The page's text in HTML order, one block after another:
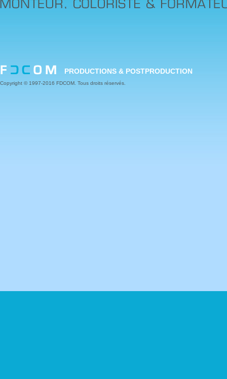
PRODUCTIONS & POSTPRODUCTION
Copyright © 1997-2016 FDCOM. Tous droits réservés.